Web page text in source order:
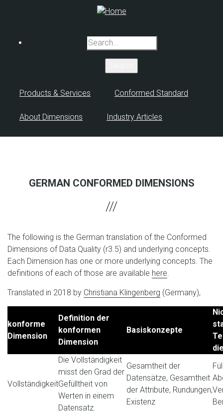
content
Search
Products & Services Conformed Standard
About Dimensions Industry Articles
GERMAN CONFORMED DIMENSIONS
The following is the German translation of the Conformed
Dimensions of Data Quality (r3.5) and underlying concepts.
Each Dimension has one or more underlying concepts. The
definitions of each of those are available here
Translated in 2018 by Christiana Klingenberg (Germany),
konforme
Dimension
Definition der
konformen
Dimension
Basiskonzepte
Vollständigkeit
Die Vollständigkeit
misst den Grad der
Gefülltheit von
Werten in einem
Datensatz.
Gesamtheit der
Datensätze, Gesamtheit
der Attribute, Rundungen,
Existenz